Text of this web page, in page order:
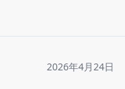
2026年4月24日